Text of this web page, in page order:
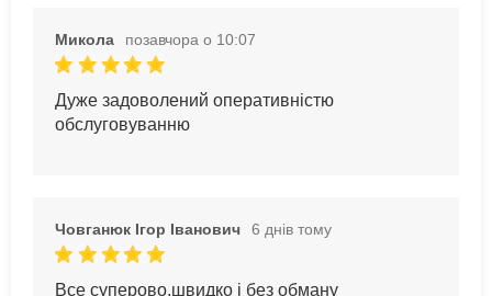
Микола позавчора о 10:07
Дуже задоволений оперативністю
обслуговуванню
Човганюк Ігор Іванович 6 днів тому
Все суперово,швидко і без обману